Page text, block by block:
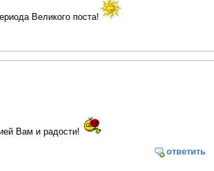
Великого поста!
Вам и радости!
ответить